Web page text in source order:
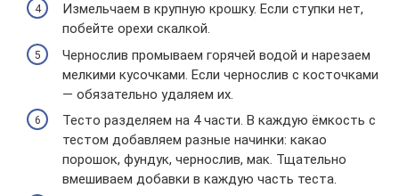
Измельчаем в крупную крошку. Если ступки нет,
побейте орехи скалкой.
Чернослив промываем горячей водой и нарезаем
мелкими кусочками. Если чернослив с косточками
— обязательно удаляем их.
Тесто разделяем на 4 части. В каждую ёмкость с
тестом добавляем разные начинки: какао
порошок, фундук, чернослив, мак. Тщательно
вмешиваем добавки в каждую часть теста.